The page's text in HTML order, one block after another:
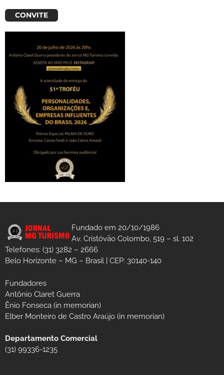
CONVITE
Fundado em 20/10/1986
Av. Cristóvão Colombo, 519 – sl. 102
Telefones: (31) 3282 – 2666
Belo Horizonte – MG – Brasil | CEP: 30140-140
Fundadores
Antônio Claret Guerra
Ênio Fonseca (in memorian)
Elber Monteiro de Castro Araújo (in memorian)
Departamento Comercial
(31) 99336-1235